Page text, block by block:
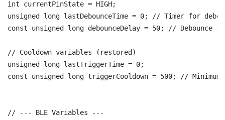
int currentPinState = HIGH;
unsigned long lastDebounceTime = 0; // Timer for
const unsigned long debounceDelay = 50; // Debounce
// Cooldown variables (restored)
unsigned long lastTriggerTime = 0;
const unsigned long triggerCooldown = 500; // Minimum
// --- BLE Variables ---